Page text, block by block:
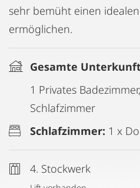
sehr bemüht einen
ermöglichen.
Gesamte
1 Privates
Schlafzimmer
Schlafzimmer: 1 x
4. Stockwerk